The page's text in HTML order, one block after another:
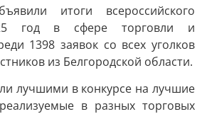
итоги всероссийского
год в сфере торговли и
1398 заявок со всех уголков
из Белгородской области.
лучшими в конкурсе на лучшие
в разных торговых